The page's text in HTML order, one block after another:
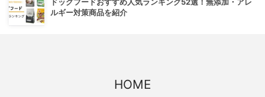
ドッグフードおすすめ人気ランキング52選！無添加・アレ
ルギー対策商品を紹介
HOME